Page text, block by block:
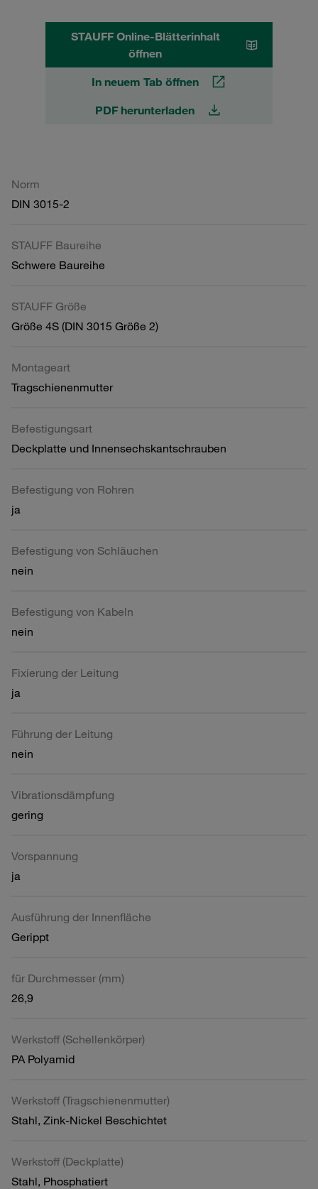
STAUFF Online-Blätterinhalt
öffnen
In neuem Tab öffnen
PDF herunterladen
Norm
DIN 3015-2
STAUFF Baureihe
Schwere Baureihe
STAUFF Größe
Größe 4S (DIN 3015 Größe 2)
Montageart
Tragschienenmutter
Befestigungsart
Deckplatte und Innensechskantschrauben
Befestigung von Rohren
ja
Befestigung von Schläuchen
nein
Befestigung von Kabeln
nein
Fixierung der Leitung
ja
Führung der Leitung
nein
Vibrationsdämpfung
gering
Vorspannung
ja
Ausführung der Innenfläche
Gerippt
für Durchmesser (mm)
26,9
Werkstoff (Schellenkörper)
PA Polyamid
Werkstoff (Tragschienenmutter)
Stahl, Zink-Nickel Beschichtet
Werkstoff (Deckplatte)
Stahl, Phosphatiert